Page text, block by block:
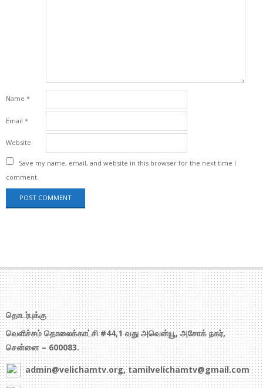
Name *
Email *
Website
Save my name, email, and website in this browser for the next time I
comment.
தொடர்புக்கு
வெளிச்சம் தொலைக்காட்சி #44,1 வது அவென்யூ, அசோக் நகர்,
சென்னை – 600083.
admin@velichamtv.org, tamilvelichamtv@gmail.com